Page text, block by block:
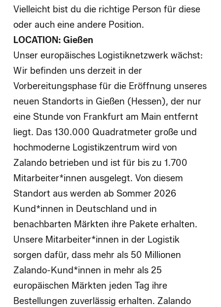
Vielleicht bist du die richtige Person für diese
oder auch eine andere Position.
LOCATION: Gießen
Unser europäisches Logistiknetzwerk wächst:
Wir befinden uns derzeit in der
Vorbereitungsphase für die Eröffnung unseres
neuen Standorts in Gießen (Hessen), der nur
eine Stunde von Frankfurt am Main entfernt
liegt. Das 130.000 Quadratmeter große und
hochmoderne Logistikzentrum wird von
Zalando betrieben und ist für bis zu 1.700
Mitarbeiter*innen ausgelegt. Von diesem
Standort aus werden ab Sommer 2026
Kund*innen in Deutschland und in
benachbarten Märkten ihre Pakete erhalten.
Unsere Mitarbeiter*innen in der Logistik
sorgen dafür, dass mehr als 50 Millionen
Zalando-Kund*innen in mehr als 25
europäischen Märkten jeden Tag ihre
Bestellungen zuverlässig erhalten. Zalando